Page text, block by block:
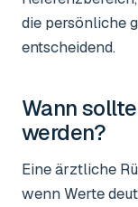
die persönliche
entscheidend.
Wann
werden?
Eine ärztliche
wenn Werte